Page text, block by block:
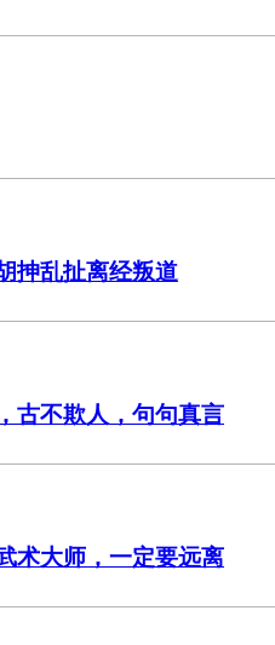
抻乱扯离经叛道
古不欺人，句句真言
术大师，一定要远离